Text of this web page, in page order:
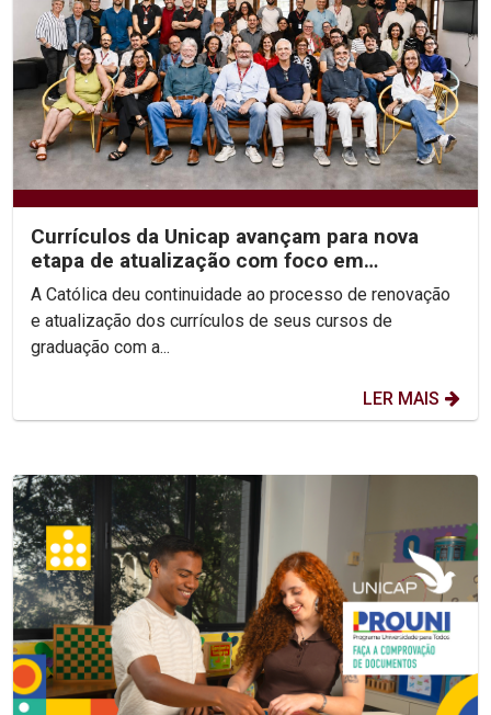
Currículos da Unicap avançam para nova
etapa de atualização com foco em
competências e habilidades
A Católica deu continuidade ao processo de renovação
e atualização dos currículos de seus cursos de
graduação com a...
LER MAIS